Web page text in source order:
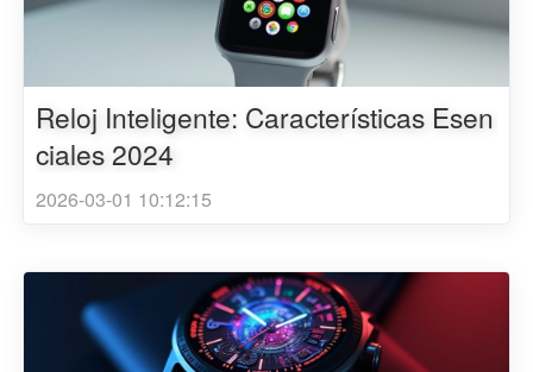
Reloj Inteligente: Características Esen
ciales 2024
2026-03-01 10:12:15